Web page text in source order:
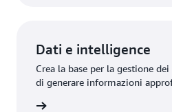
Dati e intelligence
Crea la base per la gestione
di generare informazioni